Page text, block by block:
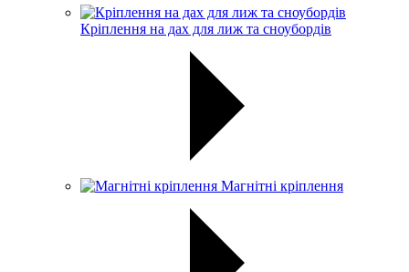
Кріплення на дах для лиж та сноубордів
Магнітні кріплення